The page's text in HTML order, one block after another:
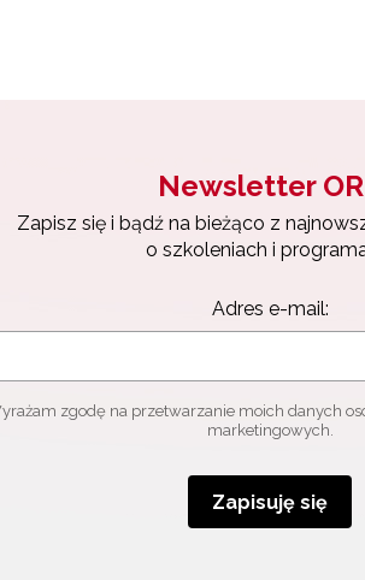
Newsletter
Zapisz się i bądź na bieżąco z
o szkoleniach i
Adres e-mail:
zgodę na przetwarzanie moich danych
marketingowych.
Zapisuję się